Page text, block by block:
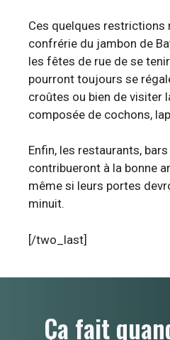
Ces quelques restrictions
confrérie du jambon de
les fêtes de rue de se
pourront toujours se
croûtes ou bien de visiter
composée de cochons,
Enfin, les restaurants,
contribueront à la bonne
même si leurs portes
minuit.
[/two_last]
Ça fait